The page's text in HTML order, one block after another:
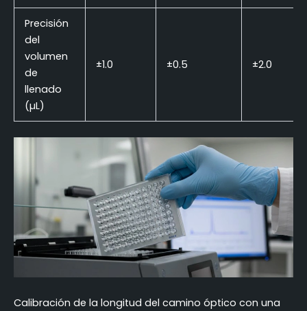
Precisión
del
volumen
de
llenado
(µL)
±1.0 ±0.5 ±2.0
Calibración de la longitud del camino óptico con una